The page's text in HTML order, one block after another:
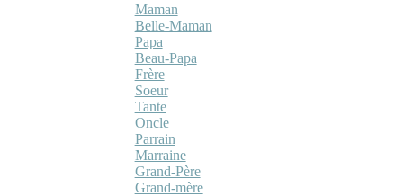
Maman
Belle-Maman
Papa
Beau-Papa
Frère
Soeur
Tante
Oncle
Parrain
Marraine
Grand-Père
Grand-mère